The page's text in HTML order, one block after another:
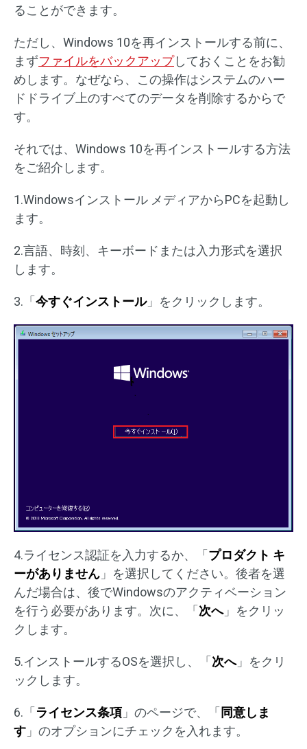
ることができます。
ただし、Windows 10を再インストールする前に、
まずファイルをバックアップしておくことをお勧
めします。なぜなら、この操作はシステムのハー
ドドライブ上のすべてのデータを削除するからで
す。
それでは、Windows 10を再インストールする方法
をご紹介します。
1.Windowsインストール メディアからPCを起動し
ます。
2.言語、時刻、キーボードまたは入力形式を選択
します。
3.「 今すぐインストール」をクリックします。
4.ライセンス認証を入力するか、「 プロダクト キ
ーがありません 」を選択してください。後者を選
んだ場合は、後でWindowsのアクティベーション
を行う必要があります。次に、「 次へ」をクリッ
クします。
5.インストールするOSを選択し、「 次へ」をクリ
ックします。
6.「 ライセンス条項 」のページで、「 同意しま
す 」のオプションにチェックを入れます。